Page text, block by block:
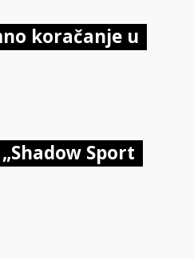
koračanje u
Sport